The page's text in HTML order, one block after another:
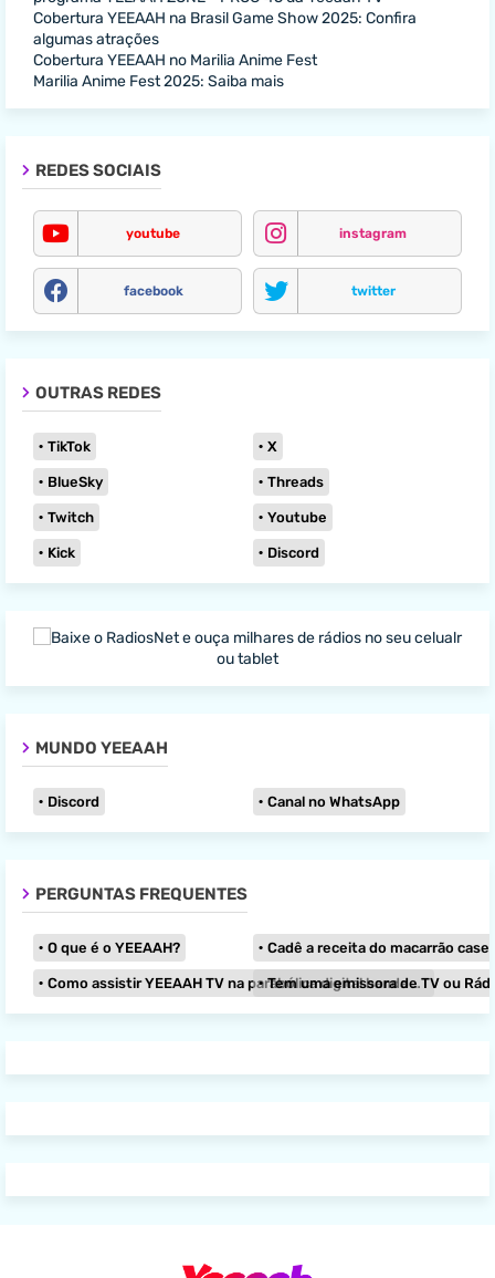
Cobertura YEEAAH na Brasil Game Show 2025: Confira
algumas atrações
Cobertura YEEAAH no Marilia Anime Fest
Marilia Anime Fest 2025: Saiba mais
REDES SOCIAIS
youtube instagram
facebook twitter
OUTRAS REDES
TikTok X
BlueSky Threads
Twitch Youtube
Kick Discord
MUNDO YEEAAH
Discord Canal no WhatsApp
PERGUNTAS FREQUENTES
O que é o YEEAAH? Cadê a receita do macarrão caseiro
Como assistir YEEAAH TV na parabólica digital banda KU?
Tem uma emissora de TV ou Rádio